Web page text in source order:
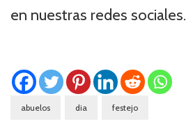
en nuestras redes sociales.
abuelos dia festejo